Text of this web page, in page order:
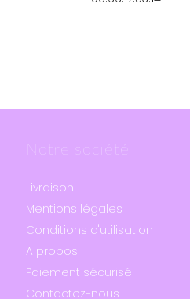
Notre société
Livraison
Mentions légales
Conditions d'utilisation
A propos
Paiement sécurisé
Contactez-nous